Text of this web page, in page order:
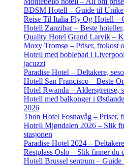
BDSM Hotell – Guide til Unike
Reise Til Italia Fly Og Hotell –
Hotell Zanzibar – Beste
Quality Hotel Grand Larvik –
Moxy Tromsø – Priser, frokost
Hotell med boblebad i
jacuzzi
Paradise Hotel – Deltakere,
Hotell San Francisco – Beste
Hotel Rwanda – Aldersgrense,
Hotell med balkonger i
2026
Thon Hotel Fosnavåg – Priser,
Hotell Mjøndalen 2026 – Slik
stasjonen
Paradise Hotel 2024 –
Restplass Oslo – Slik finner du
Hotell Brussel sentrum – Guide